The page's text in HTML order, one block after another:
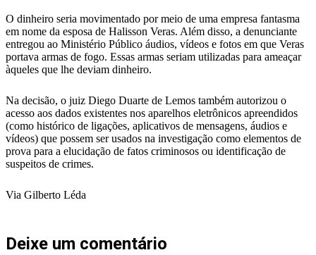
O dinheiro seria movimentado por meio de uma empresa fantasma
em nome da esposa de Halisson Veras. Além disso, a denunciante
entregou ao Ministério Público áudios, vídeos e fotos em que Veras
portava armas de fogo. Essas armas seriam utilizadas para ameaçar
àqueles que lhe deviam dinheiro.
Na decisão, o juiz Diego Duarte de Lemos também autorizou o
acesso aos dados existentes nos aparelhos eletrônicos apreendidos
(como histórico de ligações, aplicativos de mensagens, áudios e
vídeos) que possem ser usados na investigação como elementos de
prova para a elucidação de fatos criminosos ou identificação de
suspeitos de crimes.
Via Gilberto Léda
Deixe um comentário